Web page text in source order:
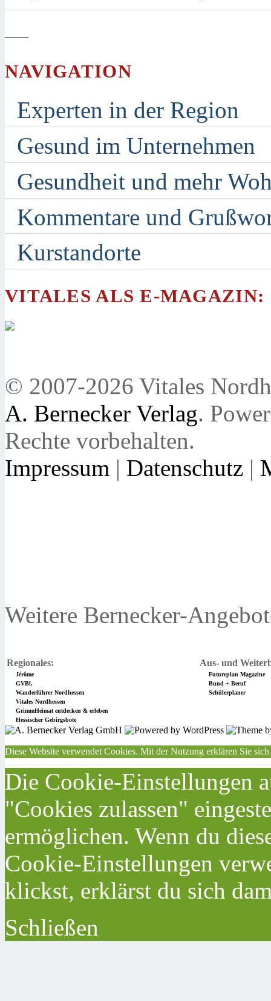
—
NAVIGATION
Experten in der Region
Gesund im Unternehmen
Gesundheit und mehr
Kommentare und
Kurstandorte
VITALES ALS E-MAGAZIN:
© 2007-2026 Vitales
A. Bernecker Verlag.
Rechte vorbehalten.
Impressum | Datenschutz |
Weitere Bernecker-
Regionales: Aus- und
Jérôme
Futureplan Magazine
GVBl.
Bund + Beruf
Wanderführer Nordhessen
Schülerplaner
Vitales Nordhessen
GrimmHeimat entdecken & erleben
Hessischer Gebirgsbote
Diese Website verwendet Cookies. Mit der Nutzung erklären Sie
Die Cookie-Einstellungen
"Cookies zulassen"
ermöglichen. Wenn du
Cookie-Einstellungen
klickst, erklärst du sich
Schließen